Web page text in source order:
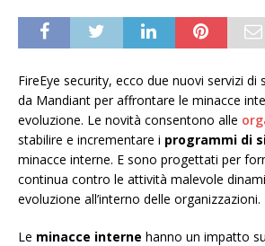
FireEye security, ecco due nuovi servizi di
da Mandiant per affrontare le minacce
evoluzione. Le novità consentono alle
stabilire e incrementare i programmi di
minacce interne. E sono progettati per
continua contro le attività malevole
evoluzione all’interno delle organizzazioni.
Le minacce interne hanno un impatto